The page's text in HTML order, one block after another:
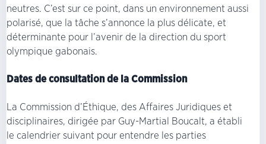
neutres. C’est sur ce point, dans un environnement aussi
polarisé, que la tâche s’annonce la plus délicate, et
déterminante pour l’avenir de la direction du sport
olympique gabonais.
Dates de consultation de la Commission
La Commission d’Éthique, des Affaires Juridiques et
disciplinaires, dirigée par Guy-Martial Boucalt, a établi
le calendrier suivant pour entendre les parties